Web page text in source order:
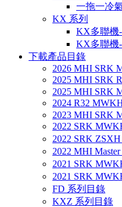
一拖一冷
KX 系列
KX多聯機
KX多聯機
下載產品目錄
2026 MHI SRK
2025 MHI SRK
2025 MHI SRK
2024 R32
2023 MHI SRK
2022 SRK
2022 SRK
2022 MHI
2021 SRK
2021 SRK
FD 系列目錄
KXZ 系列目錄